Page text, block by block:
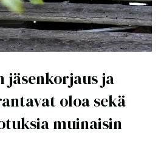
jäsenkorjaus ja
oloa sekä
muinaisin